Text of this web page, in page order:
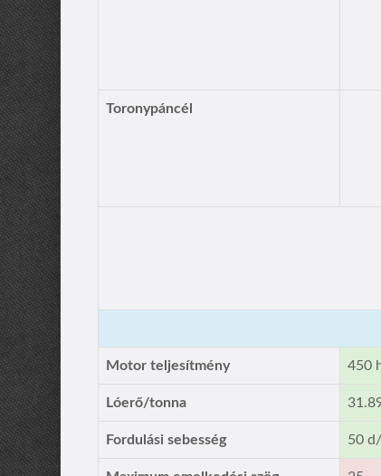
Toronypáncél
Motor teljesítmény 450
Lóerő/tonna
Fordulási sebesség 50